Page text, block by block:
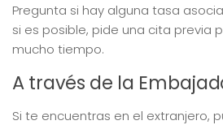
Pregunta si hay alguna tasa
si es posible, pide una cita previa
mucho tiempo.
A través de la
Si te encuentras en el extranjero,